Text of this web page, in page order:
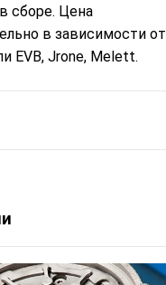
сборе. Цена
в зависимости от
EVB, Jrone, Melett.